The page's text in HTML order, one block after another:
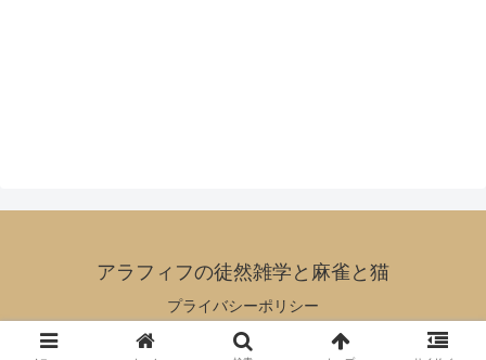
アラフィフの徒然雑学と麻雀と猫
プライバシーポリシー
© 2016-2026 アラフィフの徒然雑学と麻雀と猫.